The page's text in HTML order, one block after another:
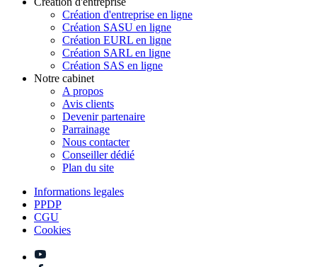
Création d'entreprise en ligne
Création SASU en ligne
Création EURL en ligne
Création SARL en ligne
Création SAS en ligne
Notre cabinet
A propos
Avis clients
Devenir partenaire
Parrainage
Nous contacter
Conseiller dédié
Plan du site
Informations legales
PPDP
CGU
Cookies